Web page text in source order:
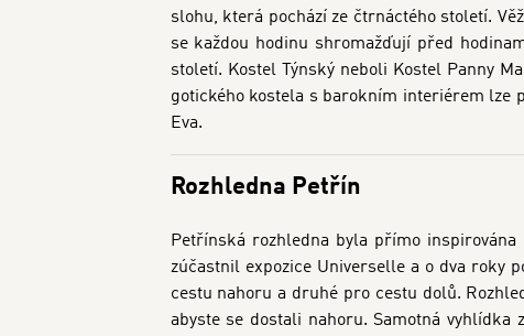
slohu, která pochází ze čtrnáctého století.
se každou hodinu shromažďují před
století. Kostel Týnský neboli Kostel Panny
gotického kostela s barokním interiérem lze
Eva.
Rozhledna Petřín
Petřínská rozhledna byla přímo
zúčastnil expozice Universelle a o dva roky
cestu nahoru a druhé pro cestu dolů.
abyste se dostali nahoru. Samotná vyhlídka